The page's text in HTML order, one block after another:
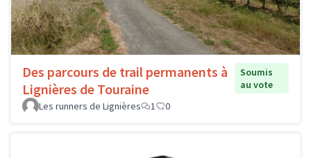
Des parcours de trail permanents à
Lignières de Touraine
Soumis
au vote
Les runners de Lignières
1 0